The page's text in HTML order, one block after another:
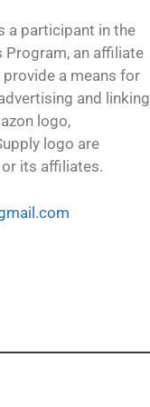
a participant in the
Program, an affiliate
a means for
and linking
logo,
logo are
its affiliates.